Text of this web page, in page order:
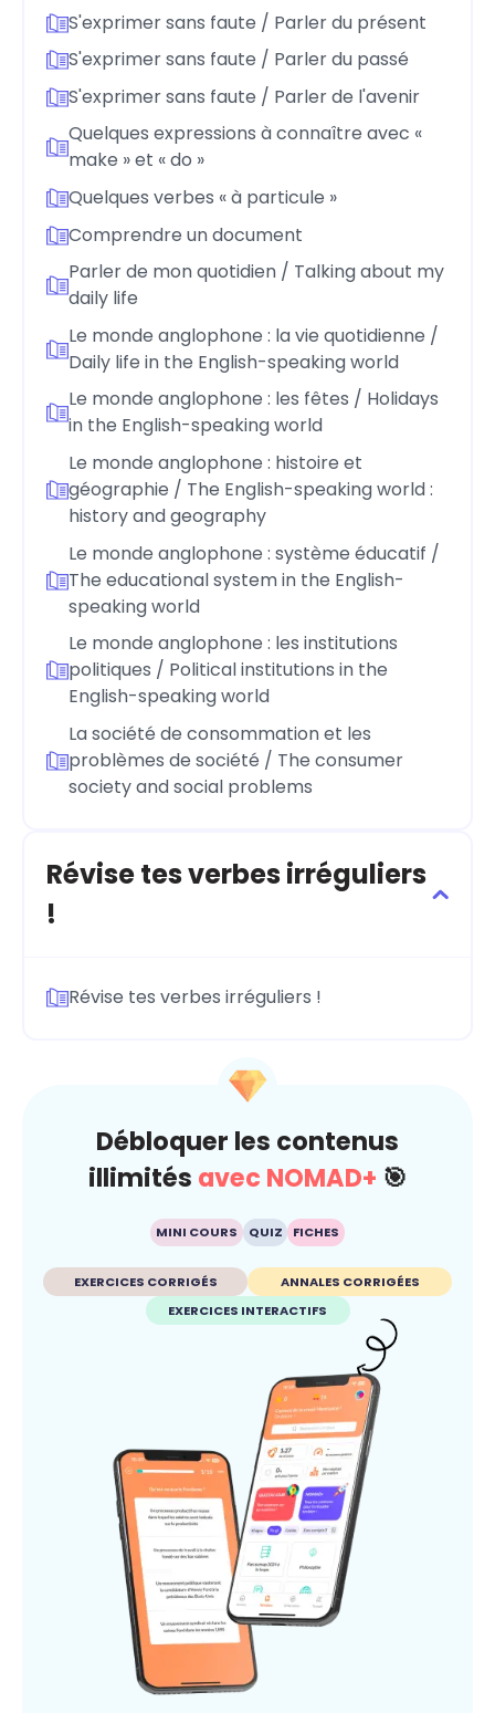
S'exprimer sans faute / Parler du présent
S'exprimer sans faute / Parler du passé
S'exprimer sans faute / Parler de l'avenir
Quelques expressions à connaître avec «
make » et « do »
Quelques verbes « à particule »
Comprendre un document
Parler de mon quotidien / Talking about my
daily life
Le monde anglophone : la vie quotidienne /
Daily life in the English-speaking world
Le monde anglophone : les fêtes / Holidays
in the English-speaking world
Le monde anglophone : histoire et
géographie / The English-speaking world :
history and geography
Le monde anglophone : système éducatif /
The educational system in the English-
speaking world
Le monde anglophone : les institutions
politiques / Political institutions in the
English-speaking world
La société de consommation et les
problèmes de société / The consumer
society and social problems
Révise tes verbes irréguliers
!
Révise tes verbes irréguliers !
Débloquer les contenus
illimités avec NOMAD+ 🎯
MINI COURS QUIZ FICHES
EXERCICES CORRIGÉS
ANNALES CORRIGÉES
EXERCICES INTERACTIFS